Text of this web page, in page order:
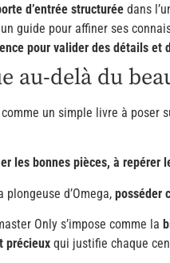
d’entrée structurée dans
guide pour affiner ses
pour valider des détails et
au-delà du
un simple livre à poser
les bonnes pièces, à repérer
d’Omega, posséder
Only s’impose comme la
précieux qui justifie chaque